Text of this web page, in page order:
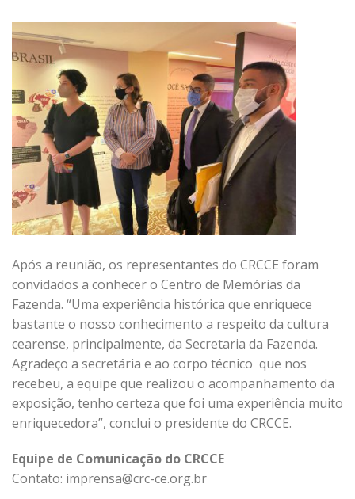
Após a reunião, os representantes do CRCCE foram
convidados a conhecer o Centro de Memórias da
Fazenda. “Uma experiência histórica que enriquece
bastante o nosso conhecimento a respeito da cultura
cearense, principalmente, da Secretaria da Fazenda.
Agradeço a secretária e ao corpo técnico que nos
recebeu, a equipe que realizou o acompanhamento da
exposição, tenho certeza que foi uma experiência muito
enriquecedora”, conclui o presidente do CRCCE.
Equipe de Comunicação do CRCCE
Contato: imprensa@crc-ce.org.br